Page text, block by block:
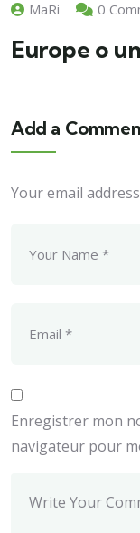
MaRi 0
Europe o
Add a
Your email
Enregistrer mon
navigateur pour